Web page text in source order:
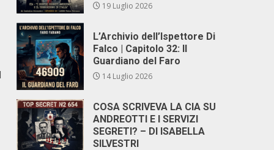
19 Luglio 2026
L’Archivio dell’Ispettore Di
Falco | Capitolo 32: Il
Guardiano del Faro
14 Luglio 2026
COSA SCRIVEVA LA CIA SU
ANDREOTTI E I SERVIZI
SEGRETI? – DI ISABELLA
SILVESTRI